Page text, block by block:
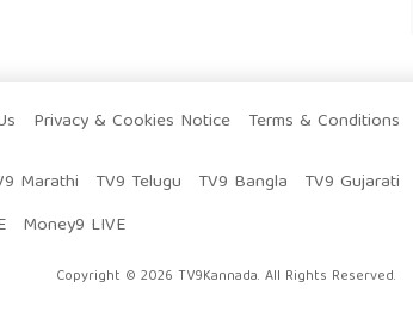
Privacy & Cookies Notice Terms & Conditions
Marathi TV9 Telugu TV9 Bangla TV9 Gujarati
Money9 LIVE
Copyright © 2026 TV9Kannada. All Rights Reserved.